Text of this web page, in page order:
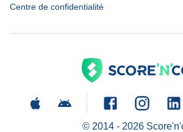
Centre de confidentialité
© 2014 - 2026